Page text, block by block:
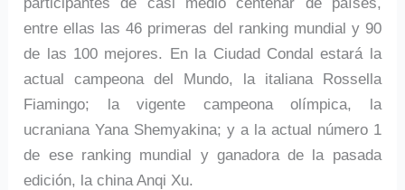
entre ellas las 46 primeras del ranking mundial y 90
de las 100 mejores. En la Ciudad Condal estará la
actual campeona del Mundo, la italiana Rossella
Fiamingo; la vigente campeona olímpica, la
ucraniana Yana Shemyakina; y a la actual número 1
de ese ranking mundial y ganadora de la pasada
edición, la china Anqi Xu.